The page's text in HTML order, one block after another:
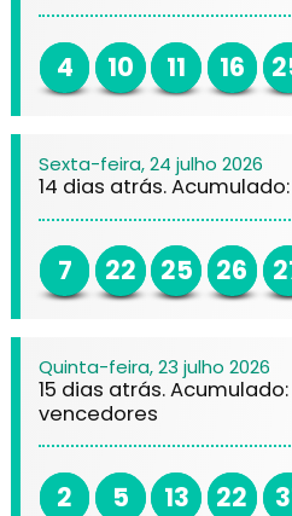
4 10 11 16
Sexta-feira, 24 julho 2026
14 dias atrás. Acumulado:
7 22 25 26
Quinta-feira, 23 julho 2026
15 dias atrás. Acumulado:
vencedores
2 5 13 22